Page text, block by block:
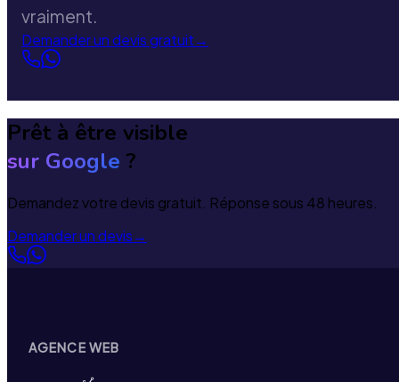
vraiment.
Demander un devis gratuit→
Prêt à être visible
sur Google ?
Demandez votre devis gratuit. Réponse sous 48 heures.
Demander un devis→
AGENCE WEB